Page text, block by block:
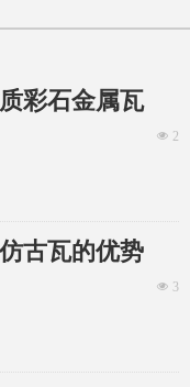
彩石金属瓦
넶 2
古瓦的优势
넶 3